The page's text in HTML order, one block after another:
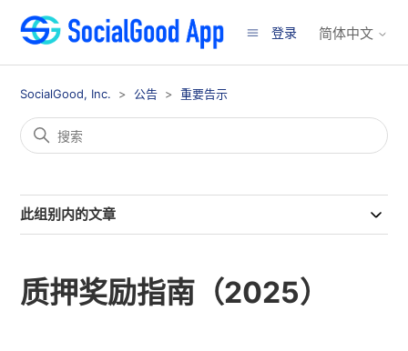
登录 简体中文
SocialGood, Inc. 公告 重要告示
此组别内的文章
质押奖励指南（2025）